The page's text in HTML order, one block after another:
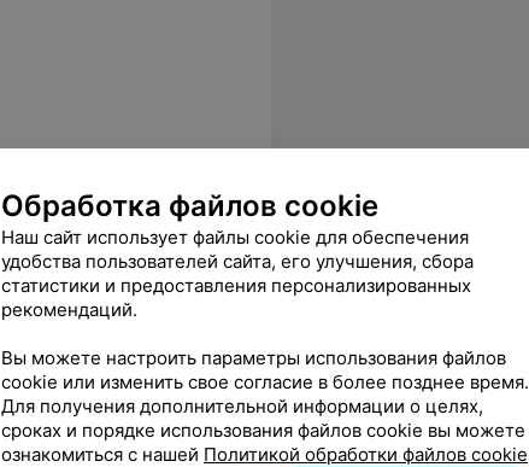
Обработка файлов cookie
Наш сайт использует файлы cookie для обеспечения
удобства пользователей сайта, его улучшения, сбора
статистики и предоставления персонализированных
рекомендаций.
Вы можете настроить параметры использования файлов
cookie или изменить свое согласие в более позднее время.
Для получения дополнительной информации о целях,
сроках и порядке использования файлов cookie вы можете
ознакомиться с нашей Политикой обработки файлов cookie